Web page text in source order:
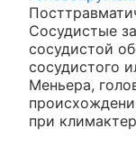
Сосудистые
сосудистой
сосудистого
Меньера,
при